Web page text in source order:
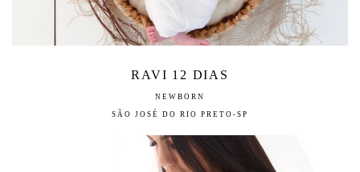
RAVI 12 DIAS
NEWBORN
SÃO JOSÉ DO RIO PRETO-SP